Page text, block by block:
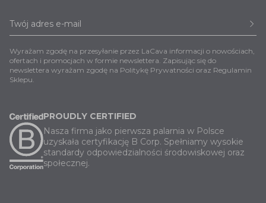
Wyrażam zgodę na przesyłanie przez LaCava informacji o nowościach,
ofertach i promocjach w formie newslettera. Zapisując się do
newslettera wyrażam zgodę na Politykę Prywatności oraz Regulamin
Sklepu.
PROUDLY CERTIFIED
Nasza firma jako pierwsza palarnia w Polsce
uzyskała certyfikację B Corp. Spełniamy wysokie
standardy odpowiedzialności środowiskowej oraz
społecznej.